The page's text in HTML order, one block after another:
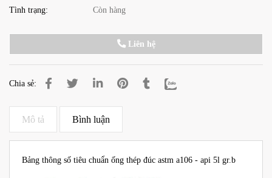
Tình trạng: Còn hàng
Liên hệ
Chia sẻ:
Mô tả Bình luận
Bảng thông số tiêu chuẩn ống thép đúc astm a106 - api 5l gr.b